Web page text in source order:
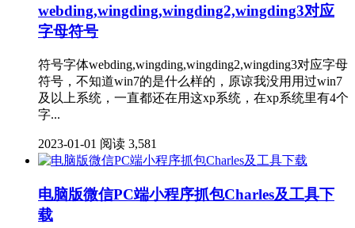
webding,wingding,wingding2,wingding3对应
字母符号
符号字体webding,wingding,wingding2,wingding3对应字母
符号，不知道win7的是什么样的，原谅我没用用过win7
及以上系统，一直都还在用这xp系统，在xp系统里有4个
字...
2023-01-01 阅读 3,581
电脑版微信PC端小程序抓包Charles及工具下
载